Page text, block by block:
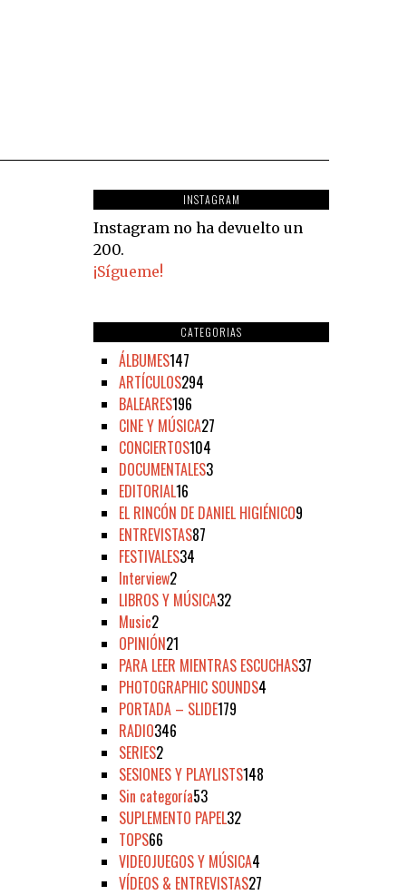
INSTAGRAM
Instagram no ha devuelto un
200.
¡Sígueme!
CATEGORIAS
ÁLBUMES147
ARTÍCULOS294
BALEARES196
CINE Y MÚSICA27
CONCIERTOS104
DOCUMENTALES3
EDITORIAL16
EL RINCÓN DE DANIEL HIGIÉNICO9
ENTREVISTAS87
FESTIVALES34
Interview2
LIBROS Y MÚSICA32
Music2
OPINIÓN21
PARA LEER MIENTRAS ESCUCHAS37
PHOTOGRAPHIC SOUNDS4
PORTADA – SLIDE179
RADIO346
SERIES2
SESIONES Y PLAYLISTS148
Sin categoría53
SUPLEMENTO PAPEL32
TOPS66
VIDEOJUEGOS Y MÚSICA4
VÍDEOS & ENTREVISTAS27